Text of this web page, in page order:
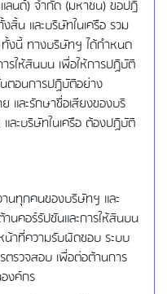
นด์) จำกัด (มหาชน) ขอปฎิ
สิ้น และบริษัทในเครือ รวม
งนี้ ทางบริษัทฯ ได้กำหนด
รให้สินบน เพื่อให้การปฏิบัติ
นตอนการปฏิบัติอย่าง
และรักษาชื่อเสียงของบริ
ะบริษัทในเครือ ต้องปฏิบัติ
นทุกคนของบริษัทฯ และ
นคอร์รัปชันและการให้สินบน
น้าที่ความรับผิดชอบ ระบบ
ตรวจสอบ เพื่อต่อต้านการ
งค์กร